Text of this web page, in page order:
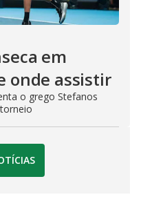
em
onde assistir
o grego Stefanos